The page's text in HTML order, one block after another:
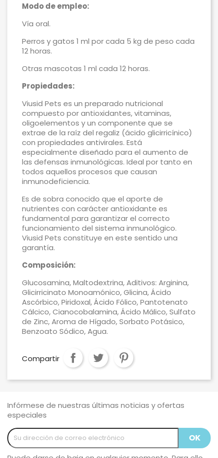
Modo de empleo:
Vía oral.
Perros y gatos 1 ml por cada 5 kg de peso cada
12 horas.
Otras mascotas 1 ml cada 12 horas.
Propiedades:
Viusid Pets es un preparado nutricional
compuesto por antioxidantes, vitaminas,
oligoelementos y un componente que se
extrae de la raíz del regaliz (ácido glicirricínico)
con propiedades antivirales. Está
especialmente diseñado para el aumento de
las defensas inmunológicas. Ideal por tanto en
todos aquellos procesos que causan
inmunodeficiencia.
Es de sobra conocido que el aporte de
nutrientes con carácter antioxidante es
fundamental para garantizar el correcto
funcionamiento del sistema inmunológico.
Viusid Pets constituye en este sentido una
garantía.
Composición:
Glucosamina, Maltodextrina, Aditivos: Arginina,
Glicirricinato Monoamónico, Glicina, Ácido
Ascórbico, Piridoxal, Ácido Fólico, Pantotenato
Cálcico, Cianocobalamina, Ácido Málico, Sulfato
de Zinc, Aroma de Hígado, Sorbato Potásico,
Benzoato Sódico, Agua.
Compartir
Infórmese de nuestras últimas noticias y ofertas
especiales